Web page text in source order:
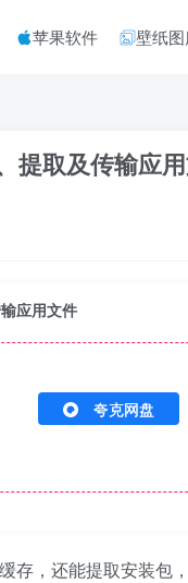
苹果软件 壁纸
提取及传输应
应用文件
夸克网盘
，还能提取安装包